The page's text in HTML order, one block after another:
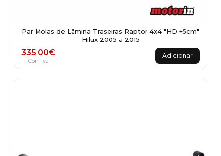
Par Molas de Lâmina Traseiras Raptor 4x4 "HD +5cm"
Hilux 2005 a 2015
335,00€
Com Iva
Adicionar